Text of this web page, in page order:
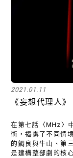
2021.01.11
《妄想代理人
在第七話〈MHz〉
術，揭露了不同情
的鯛良與牛山、第
是建構整部劇的核